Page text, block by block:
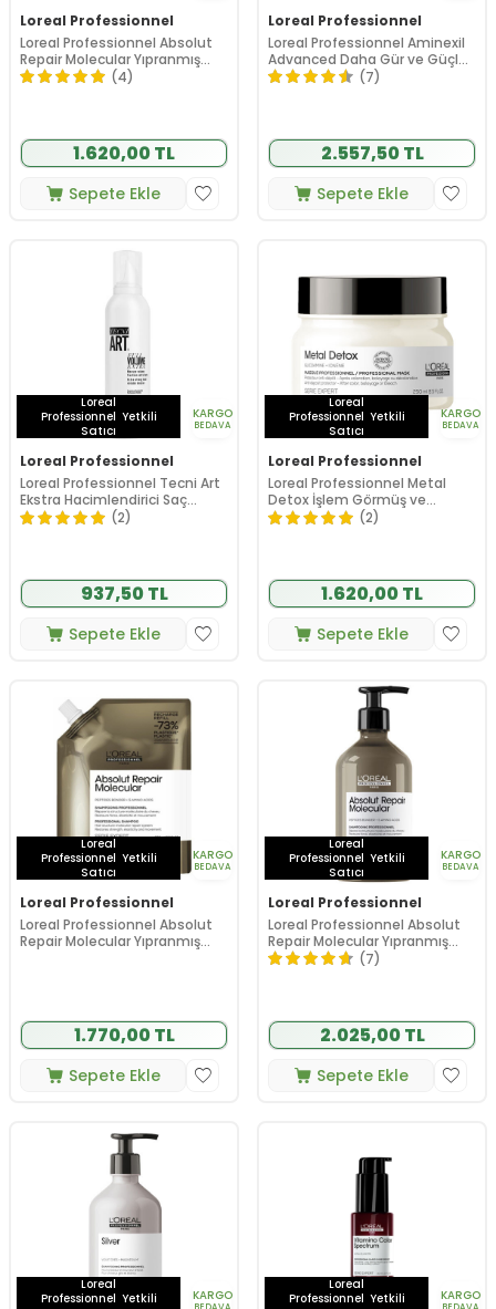
Loreal Professionnel
Loreal Professionnel Absolut
Repair Molecular Yıpranmış
Saçlar İçin Maske 250 ml
(4)
1.620,00 TL
Sepete Ekle
Loreal Professionnel
Loreal Professionnel Aminexil
Advanced Daha Gür ve Güçlü
Saçlar için Dökülme Karşıtı
(7)
2.557,50 TL
Sepete Ekle
Loreal
Professionnel Yetkili
Satıcı
KARGO
BEDAVA
Loreal Professionnel
Loreal Professionnel Tecni Art
Ekstra Hacimlendirici Saç
Köpüğü 250 ml(2)
937,50 TL
Sepete Ekle
Loreal
Professionnel Yetkili
Satıcı
KARGO
BEDAVA
Loreal Professionnel
Loreal Professionnel Metal
Detox İşlem Görmüş ve
Yıpranmış Saçlar İçin Metal
(2)
1.620,00 TL
Sepete Ekle
Loreal
Professionnel Yetkili
Satıcı
KARGO
BEDAVA
Loreal Professionnel
Loreal Professionnel Absolut
Repair Molecular Yıpranmış
1.770,00 TL
Sepete Ekle
Loreal
Professionnel Yetkili
Satıcı
KARGO
BEDAVA
Loreal Professionnel
Loreal Professionnel Absolut
Repair Molecular Yıpranmış
Saçlar İçin Şampuan 500 ml
(7)
2.025,00 TL
Sepete Ekle
Loreal
Professionnel Yetkili
KARGO
Loreal
Professionnel Yetkili
KARGO